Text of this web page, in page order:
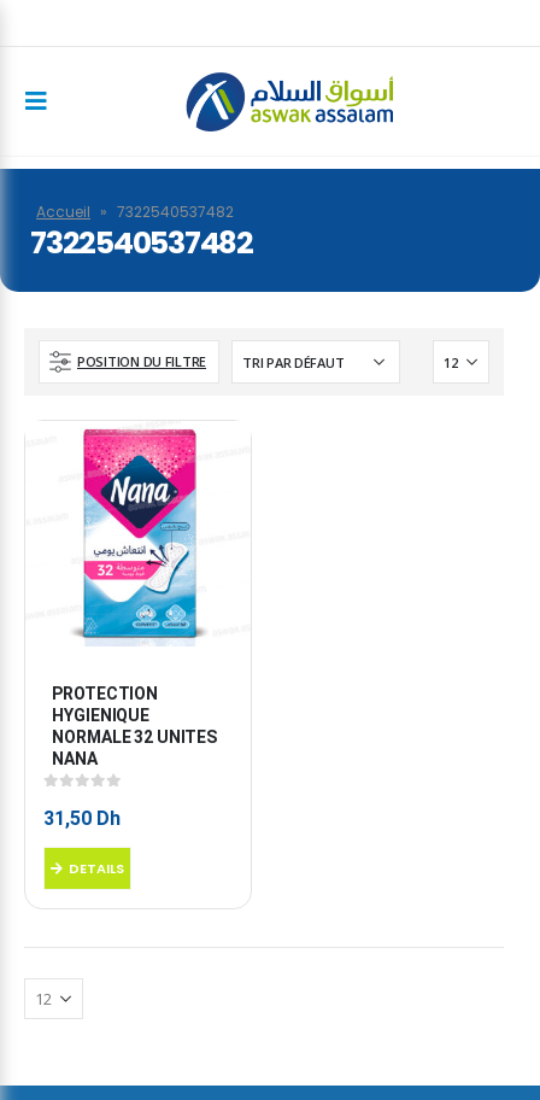
Accueil » 7322540537482
7322540537482
POSITION DU FILTRE
PROTECTION
HYGIENIQUE
NORMALE 32 UNITES
NANA
31,50 Dh
DETAILS